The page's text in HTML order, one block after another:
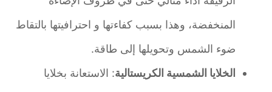
المنخفضة، وهذا بسبب كفاءتها و احترافيتها بالتقاط
ضوء الشمس وتحويلها إلى طاقة.
الخلايا الشمسية الكريستالية: الاستعانة بخلايا